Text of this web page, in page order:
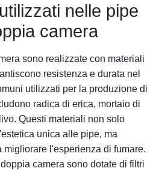
nelle pipe
camera
sono realizzate con materiali
resistenza e durata nel
utilizzati per la produzione di
radica di erica, mortaio di
Questi materiali non solo
unica alle pipe, ma
l'esperienza di fumare.
camera sono dotate di filtri